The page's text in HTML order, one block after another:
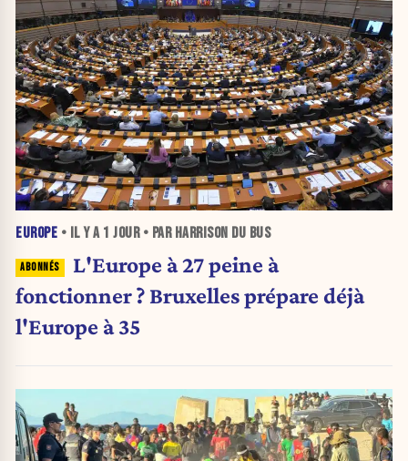
EUROPE • IL Y A 1 JOUR• PAR HARRISON DU BUS
L'Europe à 27 peine à
fonctionner ? Bruxelles prépare déjà
l'Europe à 35